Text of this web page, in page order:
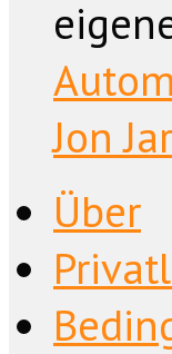
Jon
Über